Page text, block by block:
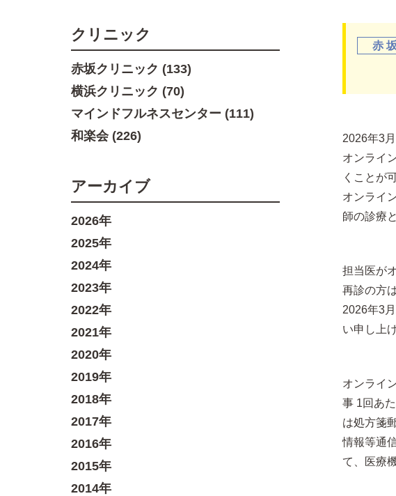
2026年3
オンライ
くことが
オンライ
師の診療
担当医が
再診の方
2026年3
い申し上
オンライ
事 1回あ
は処方箋
情報等通
て、医療
クリニック
赤坂クリニック (133)
横浜クリニック (70)
マインドフルネスセンター (111)
和楽会 (226)
アーカイブ
2026年
2025年
2024年
2023年
2022年
2021年
2020年
2019年
2018年
2017年
2016年
2015年
2014年